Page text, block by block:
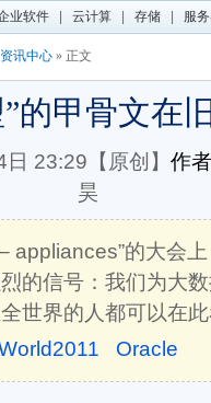
业软件 云计算 存储 服
资讯中心 » 正文
的甲骨文在
23:29【原创】 作
昊
appliances”的大会
的信号：我们为大
世界的人都可以在
Oracle